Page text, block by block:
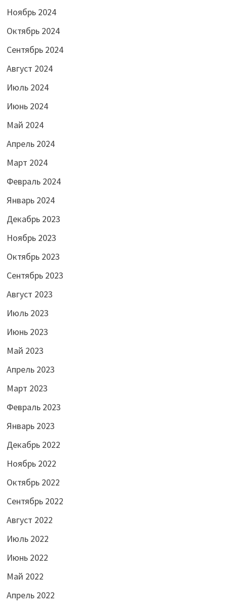
Ноябрь 2024
Октябрь 2024
Сентябрь 2024
Август 2024
Июль 2024
Июнь 2024
Май 2024
Апрель 2024
Март 2024
Февраль 2024
Январь 2024
Декабрь 2023
Ноябрь 2023
Октябрь 2023
Сентябрь 2023
Август 2023
Июль 2023
Июнь 2023
Май 2023
Апрель 2023
Март 2023
Февраль 2023
Январь 2023
Декабрь 2022
Ноябрь 2022
Октябрь 2022
Сентябрь 2022
Август 2022
Июль 2022
Июнь 2022
Май 2022
Апрель 2022